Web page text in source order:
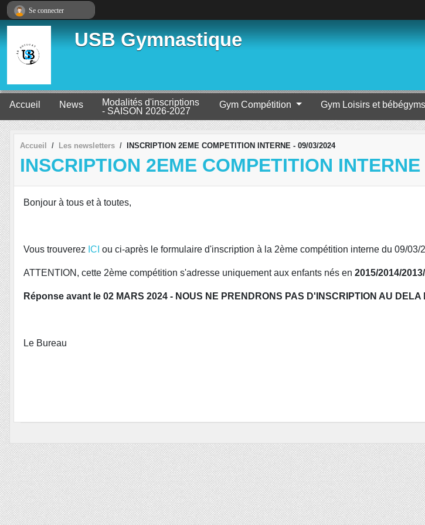
USB Gymnastique
Accueil News
Modalités d'inscriptions
- SAISON 2026-2027
Gym Compétition Gym Loisirs et bébégyms
Accueil Les newsletters INSCRIPTION 2EME COMPETITION INTERNE - 09/03/2024
INSCRIPTION 2EME COMPETITION
Bonjour à tous et à toutes,
Vous trouverez ICI ou ci-après le formulaire d'inscription à la 2ème compétition interne du 09/03/
ATTENTION, cette 2ème compétition s'adresse uniquement aux enfants nés en 2015/2014/
Réponse avant le 02 MARS 2024 - NOUS NE PRENDRONS PAS D'INSCRIPTION AU DELA
Le Bureau
Se connecter
Panneau de gestion des cookies